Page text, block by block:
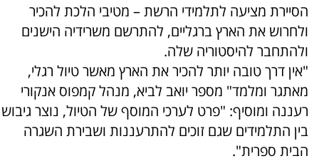
הסיירת מציעה לתלמידי הרשת – מטיבי הלכת להכיר
ולחרוש את הארץ ברגליים, להתרשם משרידיה הישנים
ולהתחבר להיסטוריה שלה.
"אין דרך טובה יותר להכיר את הארץ מאשר טיול רגלי,
מאתגר ומלמד" מספר יואב לביא, מנהל קמפוס אנקורי
רעננה ומוסיף: "פרט לערכי המוסף של הטיול, נוצר גיבוש
בין התלמידים שגם זוכים להתרעננות ושבירת השגרה
הבית ספרית".